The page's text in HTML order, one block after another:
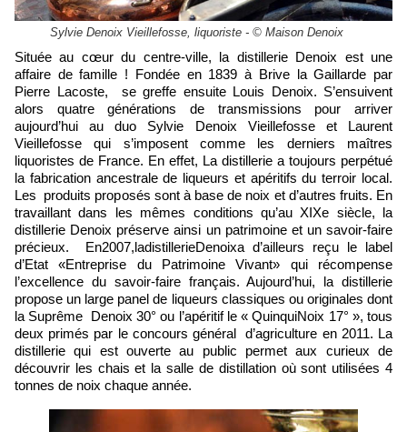
Sylvie Denoix Vieillefosse, liquoriste - © Maison Denoix
Située au cœur du centre-ville, la distillerie Denoix est une
affaire de famille ! Fondée en 1839 à Brive la Gaillarde par
Pierre Lacoste, se greffe ensuite Louis Denoix. S’ensuivent
alors quatre générations de transmissions pour arriver
aujourd’hui au duo Sylvie Denoix Vieillefosse et Laurent
Vieillefosse qui s’imposent comme les derniers maîtres
liquoristes de France. En effet, La distillerie a toujours perpétué
la fabrication ancestrale de liqueurs et apéritifs du terroir local.
Les produits proposés sont à base de noix et d’autres fruits. En
travaillant dans les mêmes conditions qu’au XIXe siècle, la
distillerie Denoix préserve ainsi un patrimoine et un savoir-faire
précieux. En2007,ladistillerieDenoixa d’ailleurs reçu le label
d’Etat «Entreprise du Patrimoine Vivant» qui récompense
l’excellence du savoir-faire français. Aujourd’hui, la distillerie
propose un large panel de liqueurs classiques ou originales dont
la Suprême Denoix 30° ou l’apéritif le « QuinquiNoix 17° », tous
deux primés par le concours général d’agriculture en 2011. La
distillerie qui est ouverte au public permet aux curieux de
découvrir les chais et la salle de distillation où sont utilisées 4
tonnes de noix chaque année.